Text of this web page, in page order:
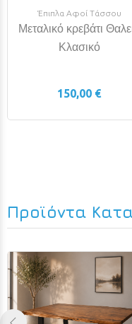
Έπιπλα Αφοί Τάσσου
Μεταλικό κρεβάτι
Κλασικό
150,00 €
Προϊόντα